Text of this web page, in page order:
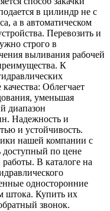
в цилиндр не с
а в автоматическом
Перевозить и
строго в
выливания рабочей
К
Облегчает
уменьшая
диапазон
Надежность и
и устойчивость.
нашей компании с
доступный по цене
В каталоге на
односторонние
штока. Купить их
звонок.